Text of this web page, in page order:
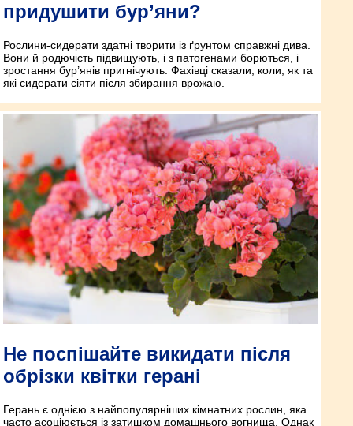
придушити бур’яни?
Рослини-сидерати здатні творити із ґрунтом справжні дива.
Вони й родючість підвищують, і з патогенами борються, і
зростання бур’янів пригнічують. Фахівці сказали, коли, як та
які сидерати сіяти після збирання врожаю.
Не поспішайте викидати після
обрізки квітки герані
Герань є однією з найпопулярніших кімнатних рослин, яка
часто асоціюється із затишком домашнього вогнища. Однак